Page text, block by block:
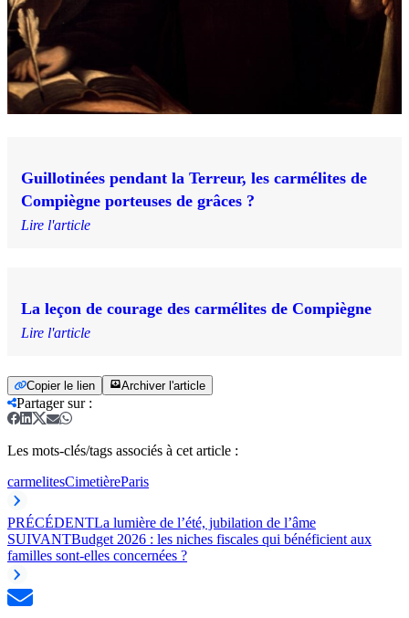
Guillotinées pendant la Terreur, les carmélites de
Compiègne porteuses de grâces ?
Lire l'article
La leçon de courage des carmélites de Compiègne
Lire l'article
Copier le lien Archiver l'article
Partager sur:
Les mots-clés/tags associés à cet article :
carmelitesCimetièreParis
PRÉCÉDENTLa lumière de l’été, jubilation de l’âme
SUIVANTBudget 2026 : les niches fiscales qui bénéficient aux
familles sont-elles concernées ?